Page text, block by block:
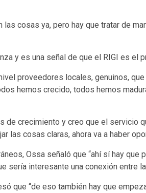
cosas ya, pero hay que tratar de
y es una señal de que el RIGI es el
proveedores locales, genuinos,
hemos crecido, todos hemos
de crecimiento y creo que el
las cosas claras, ahora va a haber
Ossa señaló que “ahí sí hay
sería interesante una conexión entre
que “de eso también hay que